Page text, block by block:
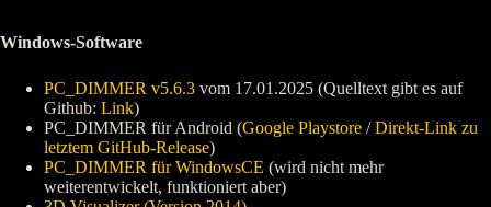
Windows-Software
PC_DIMMER v5.6.3 vom 17.01.2025 (Quelltext gibt es auf
Github: Link)
PC_DIMMER für Android (Google Playstore /Direkt-Link zu
letztem GitHub-Release)
PC_DIMMER für WindowsCE (wird nicht mehr
weiterentwickelt, funktioniert aber)